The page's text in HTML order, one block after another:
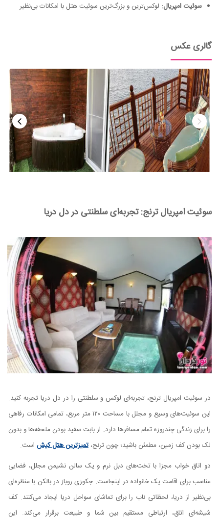
سوئیت امپریال: لوکس‌ترین و بزرگ‌ترین سوئیت هتل با امکانات بی‌نظیر
گالری عکس
سوئیت امپریال ترنج: تجربه‌ای سلطنتی در دل دریا
در سوئیت امپریال ترنج، تجربه‌ای لوکس و سلطنتی را در دل دریا تجربه کنید.
این سوئیت‌های وسیع و مجلل با مساحت ۱۲۰ متر مربع، تمامی امکانات رفاهی
را برای زندگی چندروزه تمام مسافرها دارد. از بابت سفید بودن ملحفه‌ها و بدون
لک بودن کف زمین، مطمئن باشید؛ چون ترنج،تمیزترین هتل کیش است.
دو اتاق خواب مجزا با تخت‌های دبل نرم و یک سالن نشیمن مجلل، فضایی
مناسب برای اقامت یک خانواده در اینجاست. جکوزی روباز در بالکن با منظره‌ای
بی‌نظیر از دریا، لحظاتی ناب را برای تماشای سواحل دریا ایجاد می‌کنند. کف
شیشه‌ای اتاق، ارتباطی مستقیم بین شما و طبیعت برقرار می‌کند. این